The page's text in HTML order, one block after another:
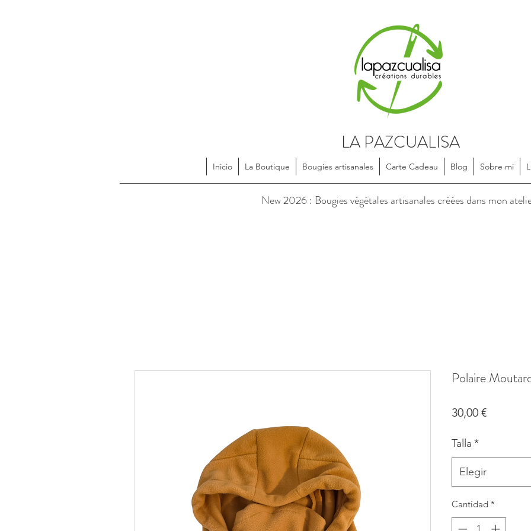
LA PAZCUALISA
Accessoires en textile, dessinés et confectionnés de manière artisanale,
Inicio La Boutique Bougies artisanales Carte Cadeau Blog Sobre mi
New 2026 : Bougies végétales artisanales créées dans mon
Polaire
30,00 €Precio
Talla *
Elegir
Cantidad *